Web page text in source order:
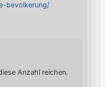
bevolkerung/
Anzahl reichen.